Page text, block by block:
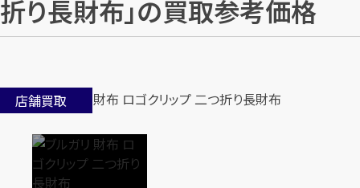
折り長財布」の買取参考価格
店舗買取